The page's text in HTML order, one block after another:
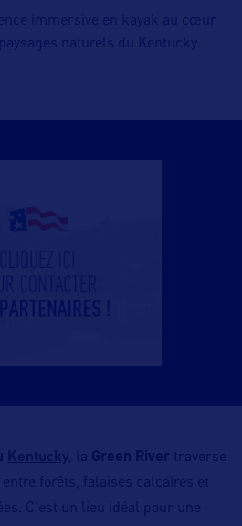
immersive en kayak au cœur
naturels du Kentucky.
Kentucky , la Green River traverse
forêts, falaises calcaires et
C’est un lieu idéal pour une